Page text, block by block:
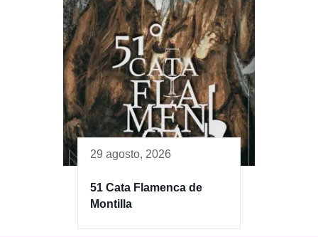
29 agosto, 2026
51 Cata Flamenca de
Montilla